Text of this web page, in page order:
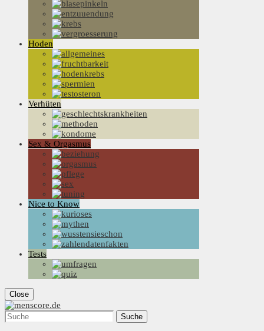
Hoden
Verhüten
Sex & Orgasmus
Nice to Know
Tests
Close
Suche